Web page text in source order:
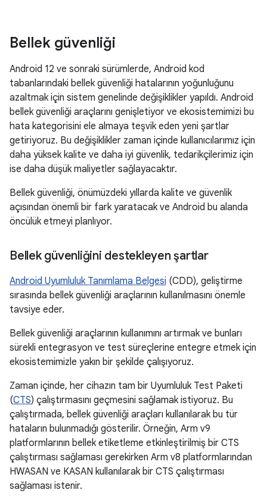
Bellek güvenliği
Android 12 ve sonraki sürümlerde, Android kod
tabanlarındaki bellek güvenliği hatalarının yoğunluğunu
azaltmak için sistem genelinde değişiklikler yapıldı. Android
bellek güvenliği araçlarını genişletiyor ve ekosistemimizi bu
hata kategorisini ele almaya teşvik eden yeni şartlar
getiriyoruz. Bu değişiklikler zaman içinde kullanıcılarımız için
daha yüksek kalite ve daha iyi güvenlik, tedarikçilerimiz için
ise daha düşük maliyetler sağlayacaktır.
Bellek güvenliği, önümüzdeki yıllarda kalite ve güvenlik
açısından önemli bir fark yaratacak ve Android bu alanda
öncülük etmeyi planlıyor.
Bellek güvenliğini destekleyen şartlar
Android Uyumluluk Tanımlama Belgesi (CDD), geliştirme
sırasında bellek güvenliği araçlarının kullanılmasını önemle
tavsiye eder.
Bellek güvenliği araçlarının kullanımını artırmak ve bunları
sürekli entegrasyon ve test süreçlerine entegre etmek için
ekosistemimizle yakın bir şekilde çalışıyoruz.
Zaman içinde, her cihazın tam bir Uyumluluk Test Paketi
(CTS) çalıştırmasını geçmesini sağlamak istiyoruz. Bu
çalıştırmada, bellek güvenliği araçları kullanılarak bu tür
hataların bulunmadığı gösterilir. Örneğin, Arm v9
platformlarının bellek etiketleme etkinleştirilmiş bir CTS
çalıştırması sağlaması gerekirken Arm v8 platformlarından
HWASAN ve KASAN kullanılarak bir CTS çalıştırması
sağlaması istenir.